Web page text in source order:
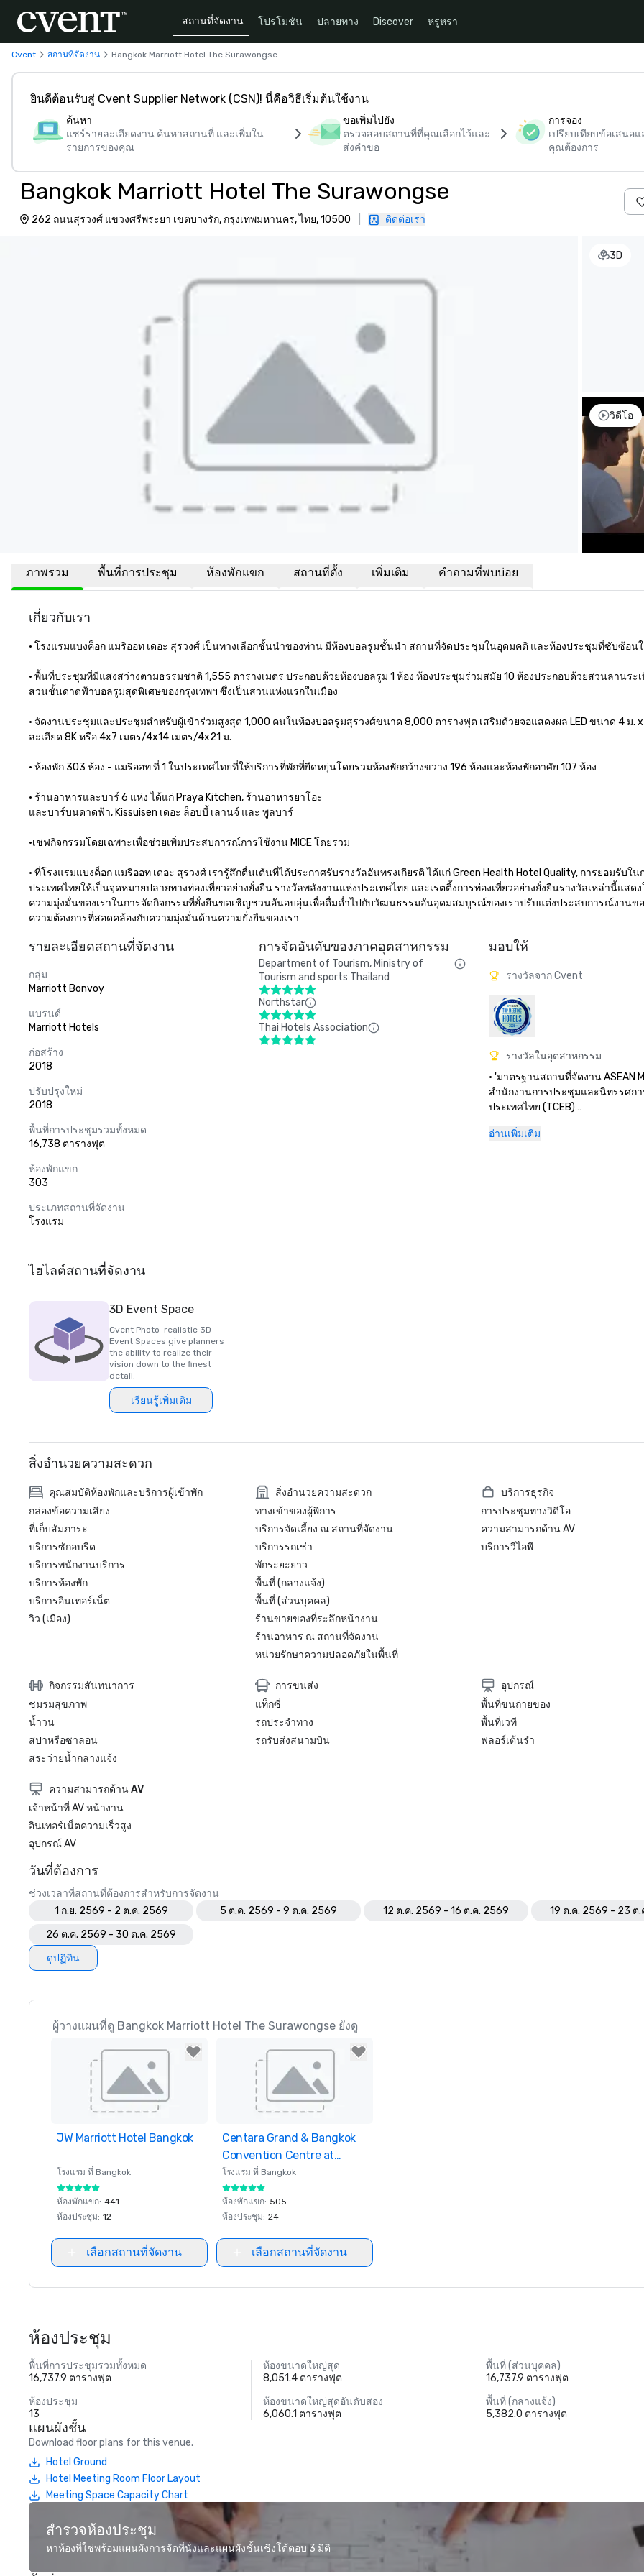
สถานที่จัดงาน โปรโมชัน ปลายทาง Discover หรูหรา
Cvent สถานที่จัดงาน Bangkok Marriott Hotel The Surawongse
ยินดีต้อนรับสู่ Cvent Supplier Network (CSN)! นี่คือวิธีเริ่มต้นใช้งาน
ค้นหา
แชร์รายละเอียดงาน ค้นหาสถานที่ และเพิ่มใน
รายการของคุณ
ขอเพิ่มไปยัง
ตรวจสอบสถานที่ที่คุณเลือกไว้และ
ส่งคำขอ
การจอง
เปรียบเทียบข้อเสนอ
คุณต้องการ
Bangkok Marriott Hotel The Surawongse
262 ถนนสุรวงศ์ แขวงศรีพระยา เขตบางรัก, กรุงเทพมหานคร, ไทย, 10500 ติดต่อเรา
3D
วิดีโอ
ภาพรวม พื้นที่การประชุม ห้องพักแขก สถานที่ตั้ง เพิ่มเติม คำถามที่พบบ่อย
เกี่ยวกับเรา
• โรงแรมแบงค็อก แมริออท เดอะ สุรวงศ์ เป็นทางเลือกชั้นนำของท่าน มีห้องบอลรูมชั้นนำ สถานที่จัดประชุมในอุดมคติ และห้องประชุมที่ซับซ้อนใ
• พื้นที่ประชุมที่มีแสงสว่างตามธรรมชาติ 1,555 ตารางเมตร ประกอบด้วยห้องบอลรูม 1 ห้อง ห้องประชุมร่วมสมัย 10 ห้องประกอบด้วยสวนลานระเ
สวนชั้นดาดฟ้าบอลรูมสุดพิเศษของกรุงเทพฯ ซึ่งเป็นสวนแห่งแรกในเมือง
• จัดงานประชุมและประชุมสำหรับผู้เข้าร่วมสูงสุด 1,000 คนในห้องบอลรูมสุรวงศ์ขนาด 8,000 ตารางฟุต เสริมด้วยจอแสดงผล LED ขนาด 4 ม. x
ละเอียด 8K หรือ 4x7 เมตร/4x14 เมตร/4x21 ม.
• ห้องพัก 303 ห้อง - แมริออท ที่ 1 ในประเทศไทยที่ให้บริการที่พักที่ยืดหยุ่นโดยรวมห้องพักกว้างขวาง 196 ห้องและห้องพักอาศัย 107 ห้อง
• ร้านอาหารและบาร์ 6 แห่ง ได้แก่ Praya Kitchen, ร้านอาหารยาโอะ
และบาร์บนดาดฟ้า, Kissuisen เดอะ ล็อบบี้ เลานจ์ และ พูลบาร์
•เชฟกิจกรรมโดยเฉพาะเพื่อช่วยเพิ่มประสบการณ์การใช้งาน MICE โดยรวม
• ที่โรงแรมแบงค็อก แมริออท เดอะ สุรวงศ์ เรารู้สึกตื่นเต้นที่ได้ประกาศรับรางวัลอันทรงเกียรติ ได้แก่ Green Health Hotel Quality, การยอมรับใน
ประเทศไทยให้เป็นจุดหมายปลายทางท่องเที่ยวอย่างยั่งยืน รางวัลพลังงานแห่งประเทศไทย และเรตติ้งการท่องเที่ยวอย่างยั่งยืนรางวัลเหล่านี้แสดง
ความมุ่งมั่นของเราในการจัดกิจกรรมที่ยั่งยืนขอเชิญชวนอันอบอุ่นเพื่อดื่มด่ำไปกับวัฒนธรรมอันอุดมสมบูรณ์ของเราปรับแต่งประสบการณ์งานข
ความต้องการที่สอดคล้องกับความมุ่งมั่นด้านความยั่งยืนของเรา
รายละเอียดสถานที่จัดงาน
กลุ่ม
Marriott Bonvoy
แบรนด์
Marriott Hotels
ก่อสร้าง
2018
ปรับปรุงใหม่
2018
พื้นที่การประชุมรวมทั้งหมด
16,738 ตารางฟุต
ห้องพักแขก
303
ประเภทสถานที่จัดงาน
โรงแรม
การจัดอันดับของภาคอุตสาหกรรม
Department of Tourism, Ministry of
Tourism and sports Thailand
Northstar
Thai Hotels Association
มอบให้
รางวัลจาก Cvent
รางวัลในอุตสาหกรรม
• 'มาตรฐานสถานที่จัดงาน ASEAN
สำนักงานการประชุมและนิทรรศกา
ประเทศไทย (TCEB)
การประชุมและนิทรรศการแห่งประเ
• 'สถานที่จัดงานแต่งงานที่ดีที่สุดในเ
TripAdvisor
อ่านเพิ่มเติม
ไฮไลต์สถานที่จัดงาน
3D Event Space
Cvent Photo-realistic 3D
Event Spaces give planners
the ability to realize their
vision down to the finest
detail.
เรียนรู้เพิ่มเติม
สิ่งอำนวยความสะดวก
คุณสมบัติห้องพักและบริการผู้เข้าพัก
กล่องข้อความเสียง
ที่เก็บสัมภาระ
บริการซักอบรีด
บริการพนักงานบริการ
บริการห้องพัก
บริการอินเทอร์เน็ต
วิว (เมือง)
สิ่งอำนวยความสะดวก
ทางเข้าของผู้พิการ
บริการจัดเลี้ยง ณ สถานที่จัดงาน
บริการรถเช่า
พักระยะยาว
พื้นที่ (กลางแจ้ง)
พื้นที่ (ส่วนบุคคล)
ร้านขายของที่ระลึกหน้างาน
ร้านอาหาร ณ สถานที่จัดงาน
หน่วยรักษาความปลอดภัยในพื้นที่
บริการธุรกิจ
การประชุมทางวิดีโอ
ความสามารถด้าน AV
บริการวีไอพี
กิจกรรมสันทนาการ
ชมรมสุขภาพ
น้ำวน
สปาหรือซาลอน
สระว่ายน้ำกลางแจ้ง
การขนส่ง
แท็กซี่
รถประจำทาง
รถรับส่งสนามบิน
อุปกรณ์
พื้นที่ขนถ่ายของ
พื้นที่เวที
ฟลอร์เต้นรำ
ความสามารถด้าน AV
เจ้าหน้าที่ AV หน้างาน
อินเทอร์เน็ตความเร็วสูง
อุปกรณ์ AV
วันที่ต้องการ
ช่วงเวลาที่สถานที่ต้องการสำหรับการจัดงาน
1 ก.ย. 2569 - 2 ต.ค. 2569
5 ต.ค. 2569 - 9 ต.ค. 2569 12 ต.ค. 2569 - 16 ต.ค. 2569
19 ต.ค. 2569 - 23 ต
26 ต.ค. 2569 - 30 ต.ค. 2569
ดูปฏิทิน
ผู้วางแผนที่ดู Bangkok Marriott Hotel The Surawongse ยังดู
Removed from favorites
JW Marriott Hotel Bangkok
โรงแรม ที่ Bangkok
ห้องพักแขก: 441
ห้องประชุม: 12
เลือกสถานที่จัดงาน
Removed from favorites
Centara Grand & Bangkok
Convention Centre at
CentralWorld
โรงแรม ที่ Bangkok
ห้องพักแขก: 505
ห้องประชุม: 24
เลือกสถานที่จัดงาน
ห้องประชุม
พื้นที่การประชุมรวมทั้งหมด
16,737.9 ตารางฟุต
ห้องขนาดใหญ่สุด
8,051.4 ตารางฟุต
พื้นที่ (ส่วนบุคคล)
16,737.9 ตารางฟุต
ห้องประชุม
13
ห้องขนาดใหญ่สุดอันดับสอง
6,060.1 ตารางฟุต
พื้นที่ (กลางแจ้ง)
5,382.0 ตารางฟุต
แผนผังชั้น
Download floor plans for this venue.
Hotel Ground
Hotel Meeting Room Floor Layout
Meeting Space Capacity Chart
สำรวจห้องประชุม
หาห้องที่ใช่พร้อมแผนผังการจัดที่นั่งและแผนผังชั้นเชิงโต้ตอบ 3 มิติ